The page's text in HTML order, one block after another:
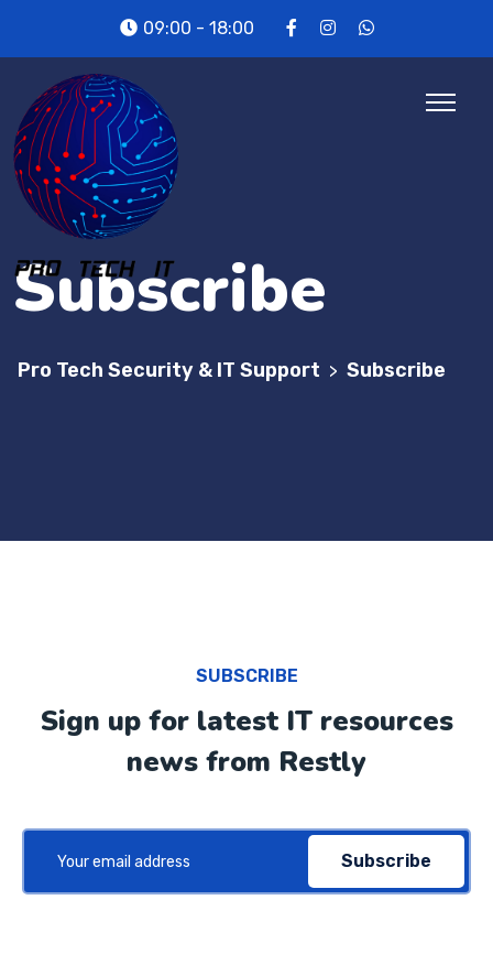
09:00 - 18:00
Subscribe
Pro Tech Security & IT Support > Subscribe
SUBSCRIBE
Sign up for latest IT resources
news from Restly
Subscribe